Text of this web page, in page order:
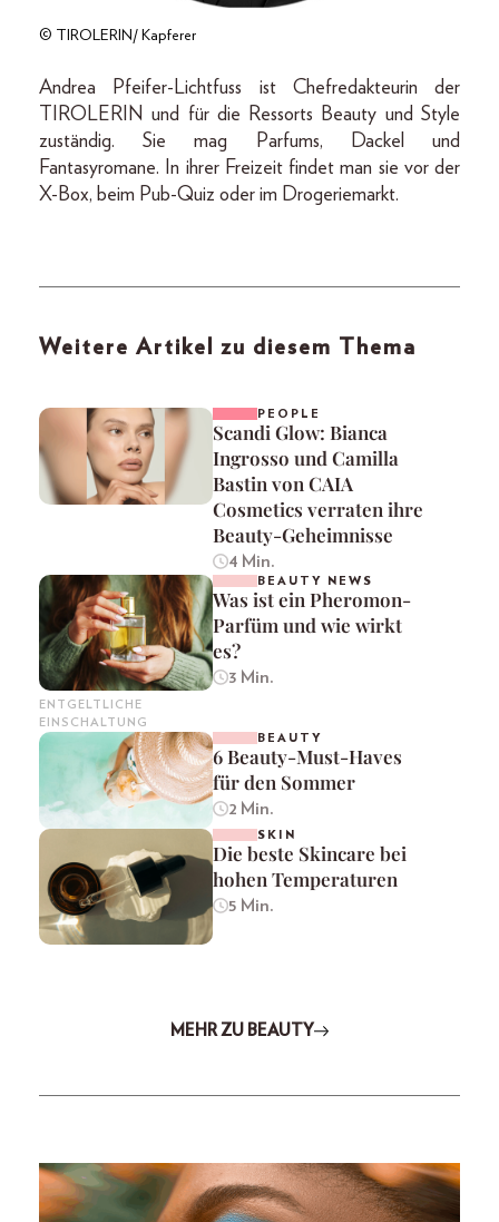
© TIROLERIN/ Kapferer
Andrea Pfeifer-Lichtfuss ist Chefredakteurin der
TIROLERIN und für die Ressorts Beauty und Style
zuständig. Sie mag Parfums, Dackel und
Fantasyromane. In ihrer Freizeit findet man sie vor der
X-Box, beim Pub-Quiz oder im Drogeriemarkt.
Weitere Artikel zu diesem Thema
PEOPLE
Scandi Glow: Bianca
Ingrosso und Camilla
Bastin von CAIA
Cosmetics verraten ihre
Beauty-Geheimnisse
4 Min.
ENTGELTLICHE
EINSCHALTUNG
BEAUTY NEWS
Was ist ein Pheromon-
Parfüm und wie wirkt
es?
3 Min.
BEAUTY
6 Beauty-Must-Haves
für den Sommer
2 Min.
SKIN
Die beste Skincare bei
hohen Temperaturen
5 Min.
MEHR ZU BEAUTY